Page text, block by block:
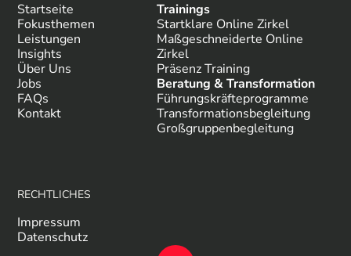
Startseite
Fokusthemen
Leistungen
Insights
Über Uns
Jobs
FAQs
Kontakt
Trainings
Startklare Online Zirkel
Maßgeschneiderte Online
Zirkel
Präsenz Training
Beratung & Transformation
Führungskräfteprogramme
Transformationsbegleitung
Großgruppenbegleitung
RECHTLICHES
Impressum
Datenschutz